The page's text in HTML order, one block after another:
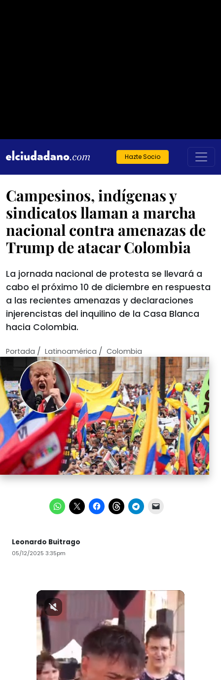
Hazte Socio
Campesinos, indígenas y
sindicatos llaman a marcha
nacional contra amenazas de
Trump de atacar Colombia
La jornada nacional de protesta se llevará a
cabo el próximo 10 de diciembre en respuesta
a las recientes amenazas y declaraciones
injerencistas del inquilino de la Casa Blanca
hacia Colombia.
Portada / Latinoamérica / Colombia
Leonardo Buitrago
05/12/2025 3:35pm